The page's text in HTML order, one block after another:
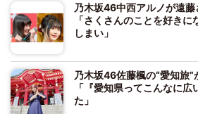
乃木坂46中西アルノが遠
「さくさんのことを好き
しまい」
乃木坂46佐藤楓の“愛知旅”
「『愛知県ってこんなに
た」